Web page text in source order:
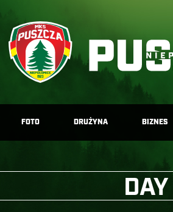
FOTO DRUŻYNA BIZNES
DAY